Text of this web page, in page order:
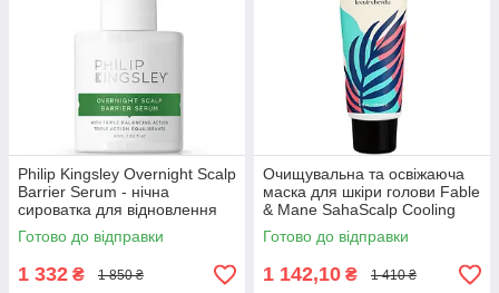
Philip Kingsley Overnight Scalp
Barrier Serum - нічна
сироватка для відновлення
барʼєра та зменшення сухості
шкіри голови
Готово до відправки
1 332 ₴ 1 850 ₴
Очищувальна та освіжаюча
маска для шкіри голови Fable
& Mane SahaScalp Cooling
Scalp Mud Mask (177ml)
Готово до відправки
1 142,10 ₴ 1 410 ₴